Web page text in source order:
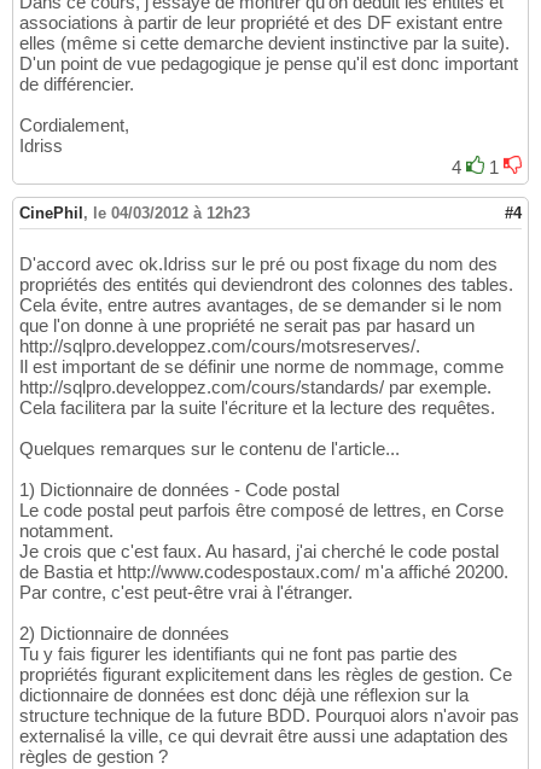
associations à partir de leur propriété et des DF existant entre
elles (même si cette demarche devient instinctive par la suite).
D'un point de vue pedagogique je pense qu'il est donc important
de différencier.
Cordialement,
Idriss
4
1
CinePhil , le 04/03/2012 à 12h23 #4
D'accord avec ok.Idriss sur le pré ou post fixage du nom des
propriétés des entités qui deviendront des colonnes des tables.
Cela évite, entre autres avantages, de se demander si le nom
que l'on donne à une propriété ne serait pas par hasard un
http://sqlpro.developpez.com/cours/motsreserves/.
Il est important de se définir une norme de nommage, comme
http://sqlpro.developpez.com/cours/standards/ par exemple.
Cela facilitera par la suite l'écriture et la lecture des requêtes.
Quelques remarques sur le contenu de l'article...
1) Dictionnaire de données - Code postal
Le code postal peut parfois être composé de lettres, en Corse
notamment.
Je crois que c'est faux. Au hasard, j'ai cherché le code postal
de Bastia et http://www.codespostaux.com/ m'a affiché 20200.
Par contre, c'est peut-être vrai à l'étranger.
2) Dictionnaire de données
Tu y fais figurer les identifiants qui ne font pas partie des
propriétés figurant explicitement dans les règles de gestion. Ce
dictionnaire de données est donc déjà une réflexion sur la
structure technique de la future BDD. Pourquoi alors n'avoir pas
externalisé la ville, ce qui devrait être aussi une adaptation des
règles de gestion ?